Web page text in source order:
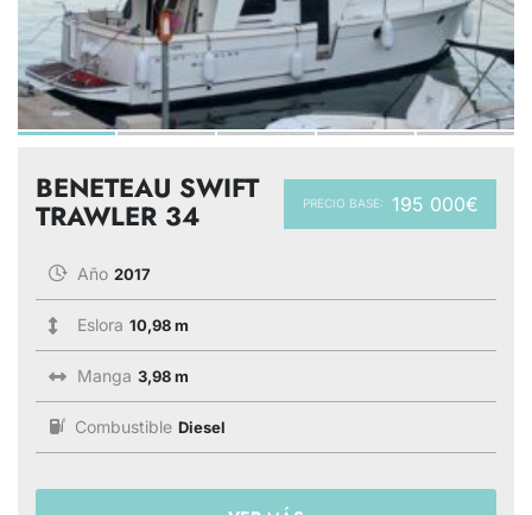
PRECIO BASE: 195 000€
BENETEAU SWIFT
TRAWLER 34
Año 2017
Eslora 10,98 m
Manga 3,98 m
Combustible Diesel